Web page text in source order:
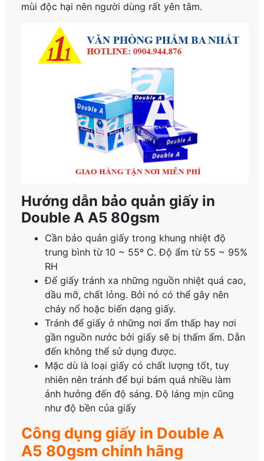
mùi độc hại nên người dùng rất yên tâm.
Hướng dẫn bảo quản giấy in
Double A A5 80gsm
Cần bảo quản giấy trong khung nhiệt độ
trung bình từ 10 ~ 55º C. Độ ẩm từ 55 ~ 95%
RH
Để giấy tránh xa những nguồn nhiệt quá cao,
dầu mỡ, chất lỏng. Bởi nó có thể gây nên
cháy nổ hoặc biến dạng giấy.
Tránh để giấy ở những nơi ẩm thấp hay nơi
gần nguồn nước bởi giấy sẽ bị thấm ẩm. Dẫn
đến không thể sử dụng được.
Mặc dù là loại giấy có chất lượng tốt, tuy
nhiên nên tránh để bụi bám quá nhiều làm
ảnh hưởng đến độ sáng. Độ láng mịn cũng
như độ bền của giấy
Công dụng giấy in Double A
A5 80gsm chính hãng